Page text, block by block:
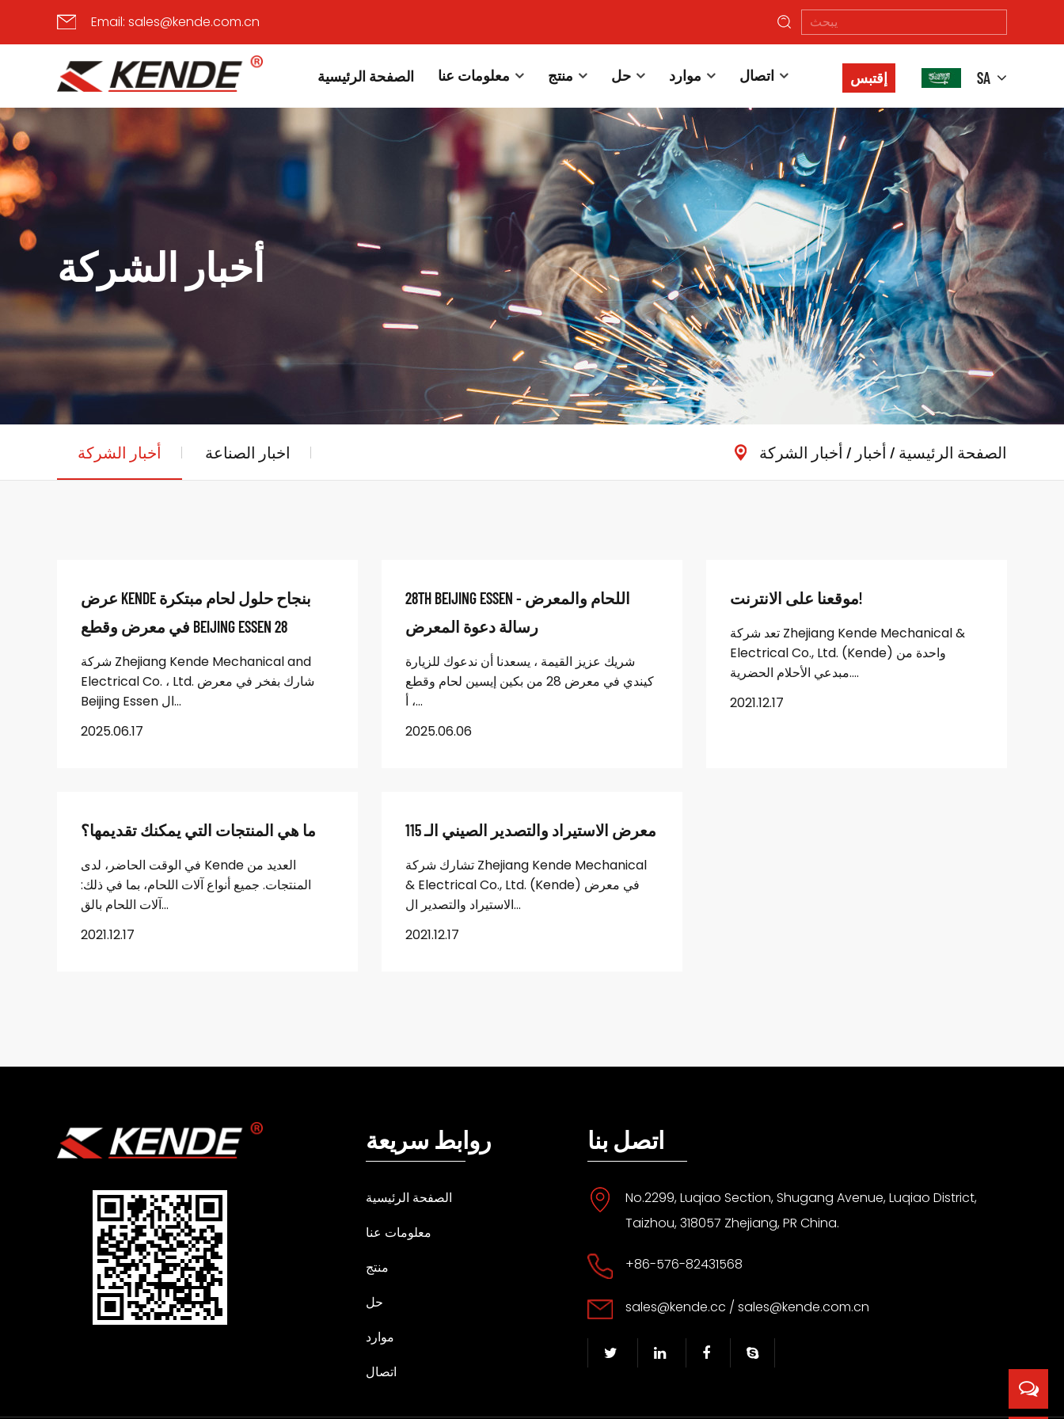
Email: sales@kende.com.cn
الصفحة الرئيسية معلومات عنا منتج حل موارد اتصال إقتبس SA
أخبار الشركة
أخبار الشركة اخبار الصناعة الصفحة الرئيسية / أخبار / أخبار الشركة
عرض KENDE بنجاح حلول لحام مبتكرة
في معرض وقطع BEIJING ESSEN 28
شركة Zhejiang Kende Mechanical and
Electrical Co. ، Ltd. شارك بفخر في معرض
Beijing Essen ال...
2025.06.17
28TH BEIJING ESSEN اللحام والمعرض -
رسالة دعوة المعرض
شريك عزيز القيمة ، يسعدنا أن ندعوك للزيارة
كيندي في معرض 28 من بكين إيسين لحام وقطع
، أ...
2025.06.06
موقعنا على الانترنت!
تعد شركة Zhejiang Kende Mechanical &
Electrical Co., Ltd. (Kende) واحدة من
مبدعي الأحلام الحضرية....
2021.12.17
ما هي المنتجات التي يمكنك تقديمها؟
في الوقت الحاضر، لدى Kende العديد من
المنتجات. جميع أنواع آلات اللحام، بما في ذلك:
آلات اللحام بالق...
2021.12.17
معرض الاستيراد والتصدير الصيني الـ 115
تشارك شركة Zhejiang Kende Mechanical
& Electrical Co., Ltd. (Kende) في معرض
الاستيراد والتصدير ال...
2021.12.17
روابط سريعة
الصفحة الرئيسية
معلومات عنا
منتج
حل
موارد
اتصال
اتصل بنا
No.2299, Luqiao Section, Shugang Avenue, Luqiao District,
Taizhou, 318057 Zhejiang, PR China.
+86-576-82431568
sales@kende.cc / sales@kende.com.cn